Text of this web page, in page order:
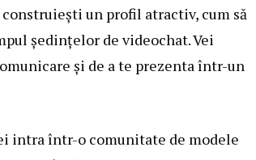
un profil atractiv, cum să
ședințelor de videochat. Vei
și de a te prezenta într-un
intra într-o comunitate de modele